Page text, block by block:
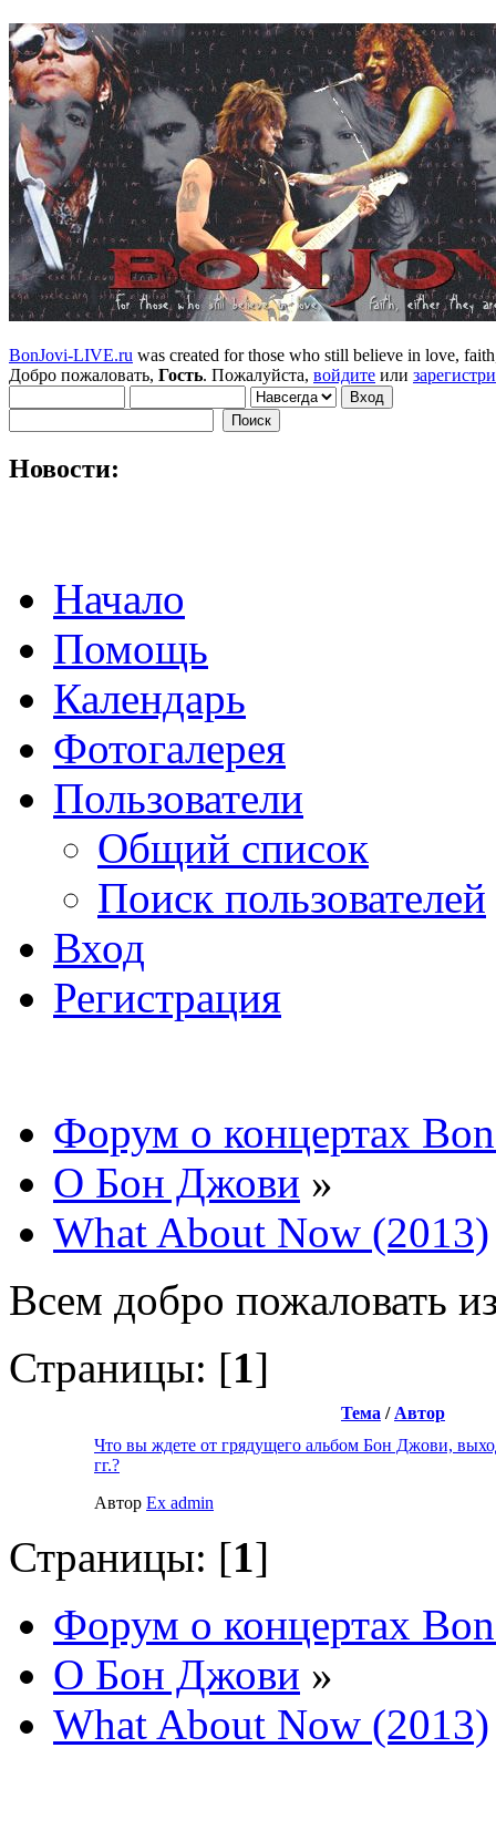
BonJovi-LIVE.ru was created for those who still believe in love,
Добро пожаловать, Гость. Пожалуйста, войдите или
Новости:
Начало
Помощь
Календарь
Фотогалерея
Пользователи
Общий список
Поиск пользователей
Вход
Регистрация
Форум о концертах
О Бон Джови »
What About Now (2013)
Всем добро пожаловать
Страницы: [1]
Тема / Автор
Что вы ждете от грядущего альбом Бон Джови,
гг.?
Автор Ex admin
Страницы: [1]
Форум о концертах
О Бон Джови »
What About Now (2013)